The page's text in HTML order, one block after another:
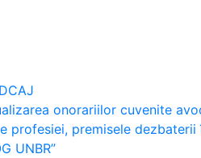
onorariilor cuvenite
profesiei, premisele
UNBR”